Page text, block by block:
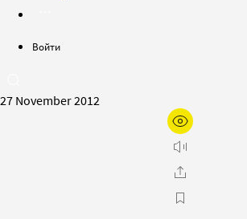
Войти
27 November 2012